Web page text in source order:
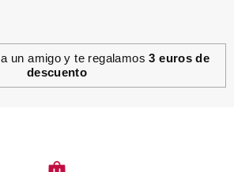
ESSENCE
2.35€
a un amigo y te regalamos3 euros de
descuento